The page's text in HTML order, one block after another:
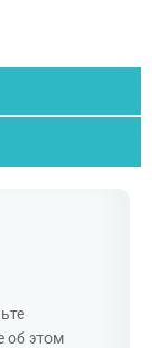
об этом